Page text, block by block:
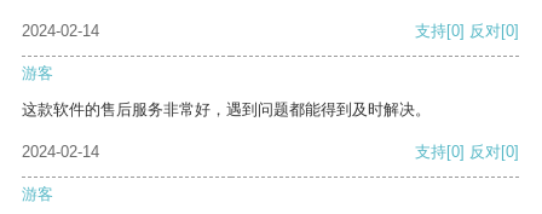
2024-02-14 支持[0] 反对[0]
游客
这款软件的售后服务非常好，遇到问题都能得到及时解决。
2024-02-14 支持[0] 反对[0]
游客